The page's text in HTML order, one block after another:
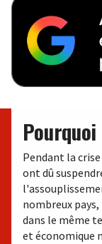
Pendant la
ont dû
nombreux
dans le même
et économique